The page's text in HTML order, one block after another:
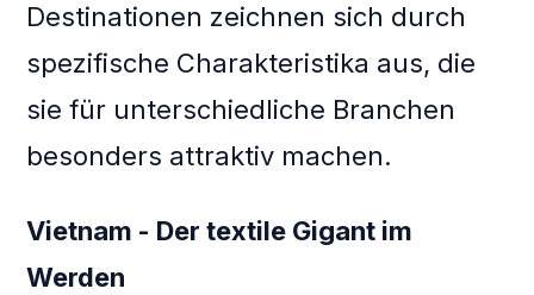
Destinationen zeichnen sich durch
spezifische Charakteristika aus, die
sie für unterschiedliche Branchen
besonders attraktiv machen.
Vietnam - Der textile Gigant im
Werden